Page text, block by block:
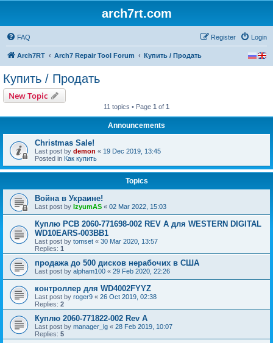
arch7rt.com
FAQ Login
Register
Arch7RT Arch7 Repair Tool Forum Купить / Продать
Купить / Продать
New Topic
11 topics • Page 1 of 1
Announcements
Christmas Sale!
Last post by demon « 19 Dec 2019, 13:45
Posted in Как купить
Topics
Война в Украине!
Last post by IzyumAS « 02 Mar 2022, 15:03
Куплю PCB 2060-771698-002 REV A для WESTERN DIGITAL
WD10EARS-003BB1
Last post by tomset « 30 Mar 2020, 13:57
Replies: 1
продажа до 500 дисков нерабочих в США
Last post by alpham100 « 29 Feb 2020, 22:26
контроллер для WD4002FYYZ
Last post by roger9 « 26 Oct 2019, 02:38
Replies: 2
Куплю 2060-771822-002 Rev A
Last post by manager_lg « 28 Feb 2019, 10:07
Replies: 5